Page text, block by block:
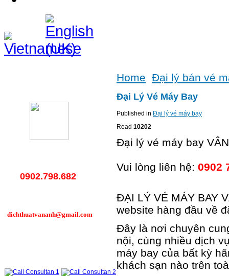
0902.798.682
dichthuatvananh@gmail.com
Home Đại lý bán vé
Đại Lý Vé Máy Bay
Published in Đại lý vé máy bay
Read 10202
Đại lý vé máy bay
Vui lòng liên hệ: 0902
ĐẠI LÝ VÉ MÁY BAY
website hàng đầu về
Đây là nơi chuyên
nội, cùng nhiều dịch
máy bay của bất kỳ
khách sạn nào trên